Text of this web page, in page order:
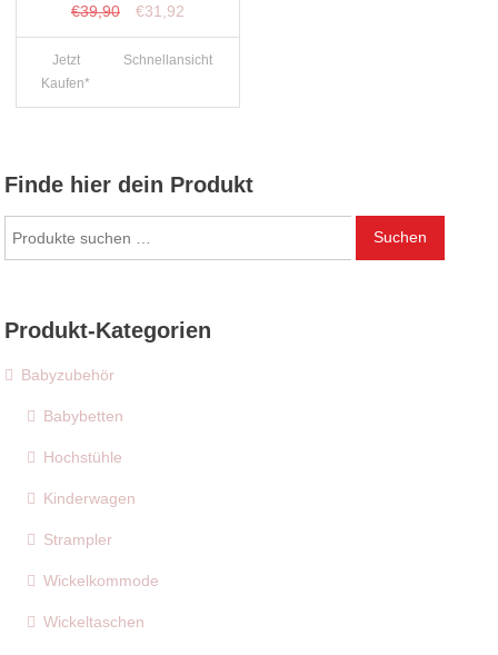
€39,90
Ursprünglicher
Preis
war:
€31,92
Preis
ist:
Jetzt
Kaufen*
Schnellansicht
Finde hier dein Produkt
nach:
Suchen
Produkt-Kategorien
Babyzubehör
Babybetten
Hochstühle
Kinderwagen
Strampler
Wickelkommode
Wickeltaschen